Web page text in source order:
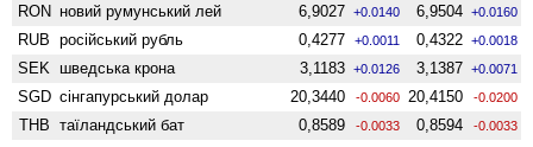
RON новий румунський лей 6,9027 +0.0140 6,9504 +0.0160
RUB російський рубль 0,4277 +0.0011 0,4322 +0.0018
SEK шведська крона 3,1183 +0.0126 3,1387 +0.0071
SGD сінгапурський долар 20,3440 -0.0060 20,4150 -0.0200
THB таїландський бат 0,8589 -0.0033 0,8594 -0.0033